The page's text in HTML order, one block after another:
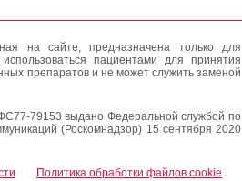
на сайте, предназначена только для
пациентами для принятия
препаратов и не может служить заменой
79153 выдано Федеральной службой по
(Роскомнадзор) 15 сентября 2020
Политика обработки файлов cookie